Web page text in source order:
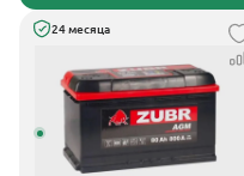
24 месяца